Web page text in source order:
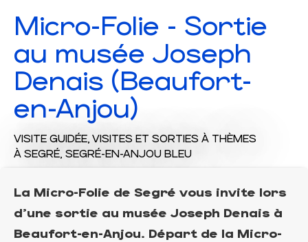
Micro-Folie - Sortie
au musée Joseph
Denais (Beaufort-
en-Anjou)
VISITE GUIDÉE, VISITES ET SORTIES À THÈMES
À SEGRÉ, SEGRÉ-EN-ANJOU BLEU
La Micro-Folie de Segré vous invite lors
d'une sortie au musée Joseph Denais à
Beaufort-en-Anjou. Départ de la Micro-